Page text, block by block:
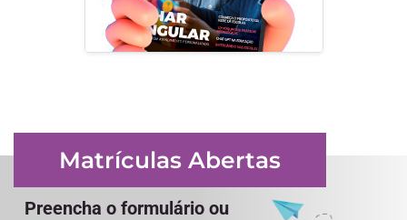
Matrículas Abertas
Preencha o formulário ou